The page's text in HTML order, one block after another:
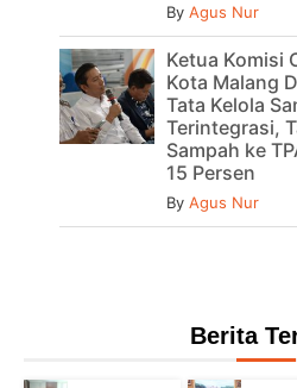
By Agus Nur
Ketua Komisi
Kota Malang
Tata Kelola
Terintegrasi,
Sampah ke
15 Persen
By Agus Nur
Berita